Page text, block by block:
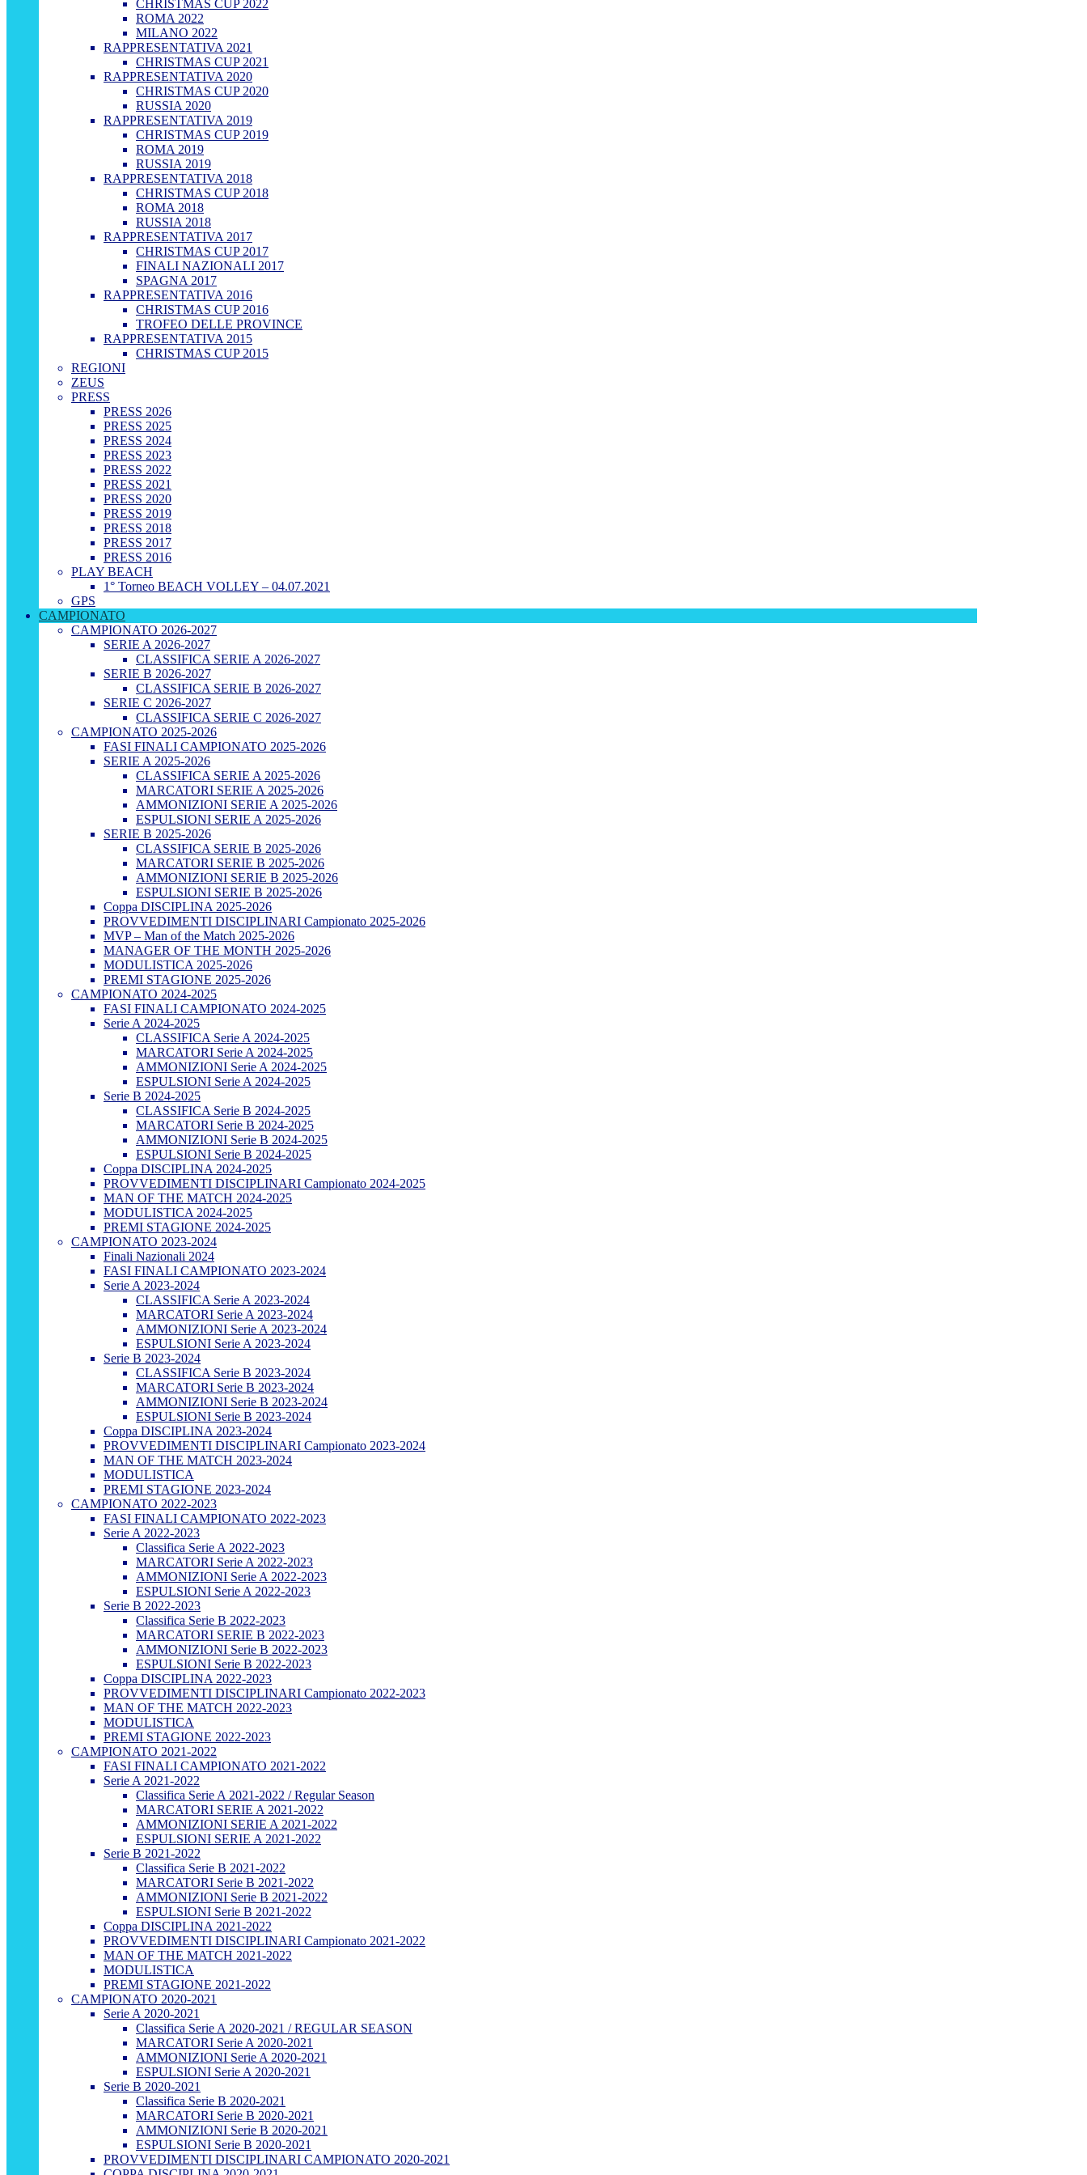
CHRISTMAS CUP 2022
ROMA 2022
MILANO 2022
RAPPRESENTATIVA 2021
CHRISTMAS CUP 2021
RAPPRESENTATIVA 2020
CHRISTMAS CUP 2020
RUSSIA 2020
RAPPRESENTATIVA 2019
CHRISTMAS CUP 2019
ROMA 2019
RUSSIA 2019
RAPPRESENTATIVA 2018
CHRISTMAS CUP 2018
ROMA 2018
RUSSIA 2018
RAPPRESENTATIVA 2017
CHRISTMAS CUP 2017
FINALI NAZIONALI 2017
SPAGNA 2017
RAPPRESENTATIVA 2016
CHRISTMAS CUP 2016
TROFEO DELLE PROVINCE
RAPPRESENTATIVA 2015
CHRISTMAS CUP 2015
REGIONI
ZEUS
PRESS
PRESS 2026
PRESS 2025
PRESS 2024
PRESS 2023
PRESS 2022
PRESS 2021
PRESS 2020
PRESS 2019
PRESS 2018
PRESS 2017
PRESS 2016
PLAY BEACH
1° Torneo BEACH VOLLEY – 04.07.2021
GPS
CAMPIONATO
CAMPIONATO 2026-2027
SERIE A 2026-2027
CLASSIFICA SERIE A 2026-2027
SERIE B 2026-2027
CLASSIFICA SERIE B 2026-2027
SERIE C 2026-2027
CLASSIFICA SERIE C 2026-2027
CAMPIONATO 2025-2026
FASI FINALI CAMPIONATO 2025-2026
SERIE A 2025-2026
CLASSIFICA SERIE A 2025-2026
MARCATORI SERIE A 2025-2026
AMMONIZIONI SERIE A 2025-2026
ESPULSIONI SERIE A 2025-2026
SERIE B 2025-2026
CLASSIFICA SERIE B 2025-2026
MARCATORI SERIE B 2025-2026
AMMONIZIONI SERIE B 2025-2026
ESPULSIONI SERIE B 2025-2026
Coppa DISCIPLINA 2025-2026
PROVVEDIMENTI DISCIPLINARI Campionato 2025-2026
MVP – Man of the Match 2025-2026
MANAGER OF THE MONTH 2025-2026
MODULISTICA 2025-2026
PREMI STAGIONE 2025-2026
CAMPIONATO 2024-2025
FASI FINALI CAMPIONATO 2024-2025
Serie A 2024-2025
CLASSIFICA Serie A 2024-2025
MARCATORI Serie A 2024-2025
AMMONIZIONI Serie A 2024-2025
ESPULSIONI Serie A 2024-2025
Serie B 2024-2025
CLASSIFICA Serie B 2024-2025
MARCATORI Serie B 2024-2025
AMMONIZIONI Serie B 2024-2025
ESPULSIONI Serie B 2024-2025
Coppa DISCIPLINA 2024-2025
PROVVEDIMENTI DISCIPLINARI Campionato 2024-2025
MAN OF THE MATCH 2024-2025
MODULISTICA 2024-2025
PREMI STAGIONE 2024-2025
CAMPIONATO 2023-2024
Finali Nazionali 2024
FASI FINALI CAMPIONATO 2023-2024
Serie A 2023-2024
CLASSIFICA Serie A 2023-2024
MARCATORI Serie A 2023-2024
AMMONIZIONI Serie A 2023-2024
ESPULSIONI Serie A 2023-2024
Serie B 2023-2024
CLASSIFICA Serie B 2023-2024
MARCATORI Serie B 2023-2024
AMMONIZIONI Serie B 2023-2024
ESPULSIONI Serie B 2023-2024
Coppa DISCIPLINA 2023-2024
PROVVEDIMENTI DISCIPLINARI Campionato 2023-2024
MAN OF THE MATCH 2023-2024
MODULISTICA
PREMI STAGIONE 2023-2024
CAMPIONATO 2022-2023
FASI FINALI CAMPIONATO 2022-2023
Serie A 2022-2023
Classifica Serie A 2022-2023
MARCATORI Serie A 2022-2023
AMMONIZIONI Serie A 2022-2023
ESPULSIONI Serie A 2022-2023
Serie B 2022-2023
Classifica Serie B 2022-2023
MARCATORI SERIE B 2022-2023
AMMONIZIONI Serie B 2022-2023
ESPULSIONI Serie B 2022-2023
Coppa DISCIPLINA 2022-2023
PROVVEDIMENTI DISCIPLINARI Campionato 2022-2023
MAN OF THE MATCH 2022-2023
MODULISTICA
PREMI STAGIONE 2022-2023
CAMPIONATO 2021-2022
FASI FINALI CAMPIONATO 2021-2022
Serie A 2021-2022
Classifica Serie A 2021-2022 / Regular Season
MARCATORI SERIE A 2021-2022
AMMONIZIONI SERIE A 2021-2022
ESPULSIONI SERIE A 2021-2022
Serie B 2021-2022
Classifica Serie B 2021-2022
MARCATORI Serie B 2021-2022
AMMONIZIONI Serie B 2021-2022
ESPULSIONI Serie B 2021-2022
Coppa DISCIPLINA 2021-2022
PROVVEDIMENTI DISCIPLINARI Campionato 2021-2022
MAN OF THE MATCH 2021-2022
MODULISTICA
PREMI STAGIONE 2021-2022
CAMPIONATO 2020-2021
Serie A 2020-2021
Classifica Serie A 2020-2021 / REGULAR SEASON
MARCATORI Serie A 2020-2021
AMMONIZIONI Serie A 2020-2021
ESPULSIONI Serie A 2020-2021
Serie B 2020-2021
Classifica Serie B 2020-2021
MARCATORI Serie B 2020-2021
AMMONIZIONI Serie B 2020-2021
ESPULSIONI Serie B 2020-2021
PROVVEDIMENTI DISCIPLINARI CAMPIONATO 2020-2021